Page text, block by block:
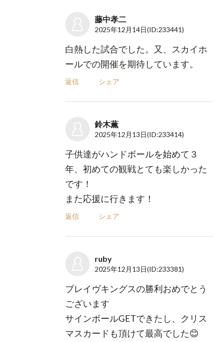
藤中孝二
2025年12月14日(ID:233441)
白熱した試合でした。又、スカイホ
ールでの開催を期待しています。
返信 シェア
鈴木薫
2025年12月13日(ID:233414)
子供達がハンドボールを始めて３
年、初めての観戦とても楽しかった
です！
また応援に行きます！
返信 シェア
ruby
2025年12月13日(ID:233381)
ブレイヴキングスの勝利おめでとう
ございます
サインボールGETできたし、クリス
マスカードも頂けて最高でした😊